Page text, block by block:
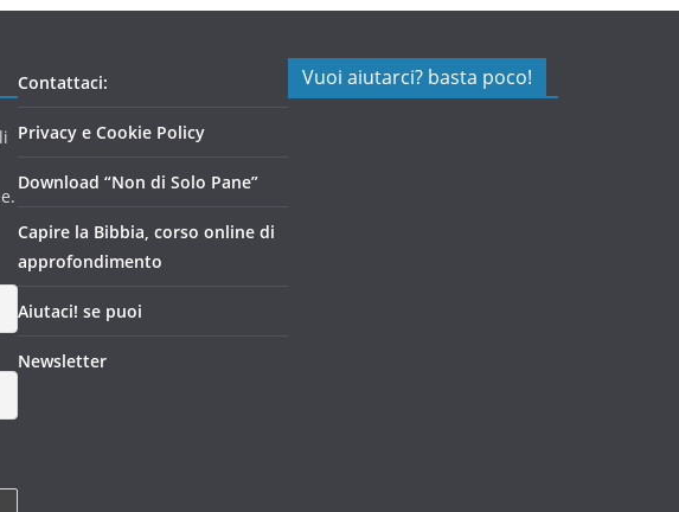
Contattaci:
Privacy e Cookie Policy
Download “Non di Solo Pane”
Capire la Bibbia, corso online di
approfondimento
Aiutaci! se puoi
Newsletter
Vuoi aiutarci? basta poco!